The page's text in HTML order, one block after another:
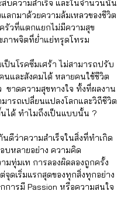
บความสำเร็จ และในจำนวนนั้น
ลกมาด้วยความล้มเหลวของชีวิต
รัวที่แตกแยกไม่มีความสุข
ภาพจิตที่ย่ำแย่ทรุดโทรม
ป็นโรคซึมเศร้า ไม่สามารถปรับ
นและสังคมได้ หลายคนใช้ชีวิต
ขาดความสุขทางใจ ทั้งที่ผลงาน
มารถเปลี่ยนแปลงโลกและวิถีชีวิต
ได้ ทำไมถึงเป็นแบบนั้น ?
นดีว่าความสำเร็จในสิ่งที่ทำเกิด
บหลายอย่าง ความคิด
มทุ่มเท การลองผิดลองถูกครั้ง
จุดเริ่มแรกสุดของทุกสิ่งทุกอย่าง
การมี Passion หรือความสนใจ